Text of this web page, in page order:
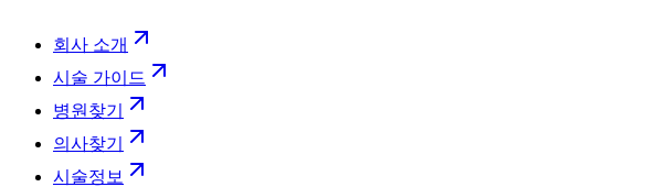
회사 소개
시술 가이드
병원찾기
의사찾기
시술정보